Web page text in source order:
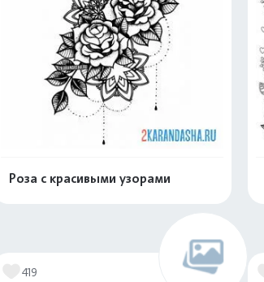
Роза с красивыми узорами
419